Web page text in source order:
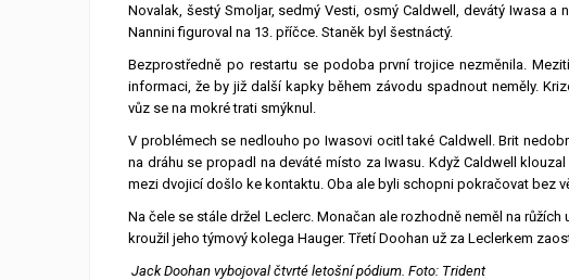
Novalak, šestý Smoljar, sedmý Vesti, osmý Caldwell, devátý Iwasa
Nannini figuroval na 13. příčce. Staněk byl šestnáctý.
Bezprostředně po restartu se podoba první trojice nezměnila.
informaci, že by již další kapky během závodu spadnout neměly.
vůz se na mokré trati smýknul.
V problémech se nedlouho po Iwasovi ocitl také Caldwell. Brit
na dráhu se propadl na deváté místo za Iwasu. Když Caldwell
mezi dvojicí došlo ke kontaktu. Oba ale byli schopni pokračovat bez
Na čele se stále držel Leclerc. Monačan ale rozhodně neměl na
kroužil jeho týmový kolega Hauger. Třetí Doohan už za Leclerkem
Jack Doohan vybojoval čtvrté letošní pódium. Foto: Trident